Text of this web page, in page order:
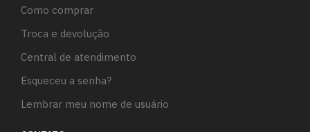
Como comprar
Troca e devolução
Central de atendimento
Esqueceu a senha?
Lembrar meu nome de usuário